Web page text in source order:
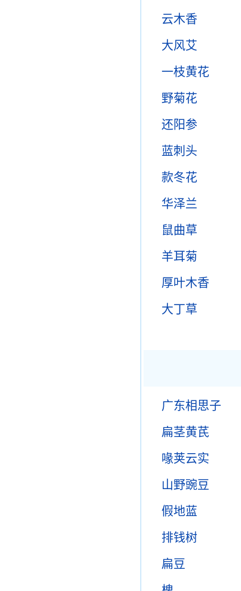
云木香
大风艾
一枝黄花
野菊花
还阳参
蓝刺头
款冬花
华泽兰
鼠曲草
羊耳菊
厚叶木香
大丁草
广东相思子
扁茎黄芪
喙荚云实
山野豌豆
假地蓝
排钱树
扁豆